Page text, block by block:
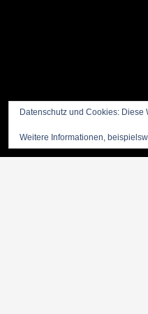
Datenschutz und Cookies:
Weitere Informationen,